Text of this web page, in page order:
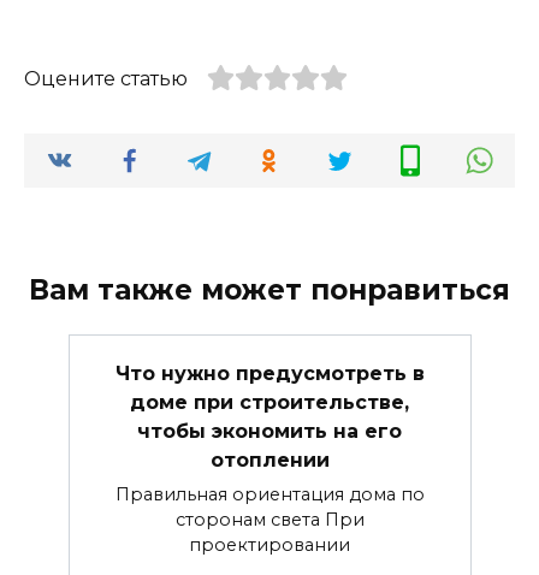
Оцените статью
Вам также может понравиться
Что нужно предусмотреть в
доме при строительстве,
чтобы экономить на его
отоплении
Правильная ориентация дома по
сторонам света При
проектировании